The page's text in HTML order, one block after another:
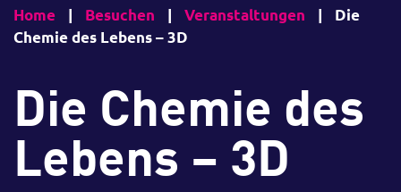
Home | Besuchen | Veranstaltungen |
Die
Chemie des Lebens – 3D
Die Chemie des
Lebens – 3D